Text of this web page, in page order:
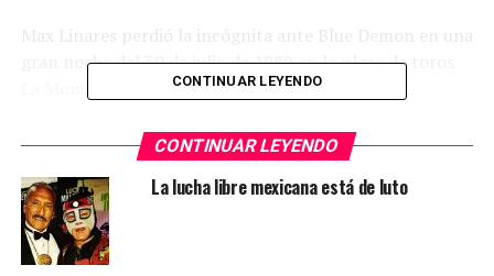
Max Linares perdió la incógnita ante Blue Demon en una
gran noche del 30 de julio de 1989 en la plaza de toros
La Monumental, de Monterrey, Nuevo León.
TEMAS RELACIONADOS
FALLECE EL ÍDOLO DE LA LUCHA LIBRE
RAYO DE JALISCO
YA VIENE
Atlético y Mineros empatan en el primer partido de la
liga de ascenso
CONTINUAR LEYENDO
CONTINUAR LEYENDO
La lucha libre mexicana está de luto